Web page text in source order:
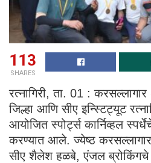
113
SHARES
रत्नागिरी, ता. 01 : करसल्लागार
जिल्हा आणि सीए इन्स्टिट्यूट
आयोजित स्पोर्ट्स कार्निव्हल
करण्यात आले. ज्येष्ठ करसल्लागार
सीए शैलेश हळबे, एंजल ब्रोकिंगचे